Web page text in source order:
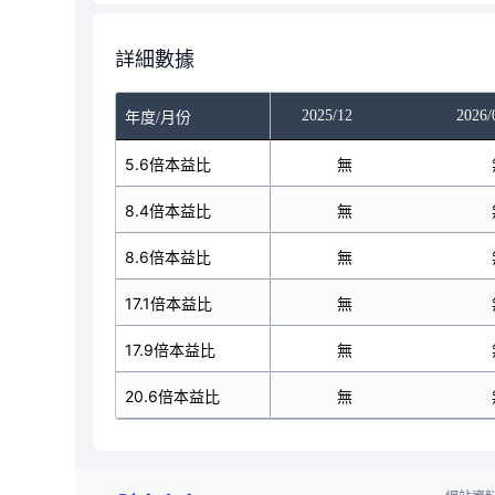
詳細數據
年度/月份
2025/11 2025/12 2026/
5.6倍本益比
8.4倍本益比
8.6倍本益比
17.1倍本益比
17.9倍本益比
20.6倍本益比
無 無
無 無
無 無
無 無
無 無
無 無